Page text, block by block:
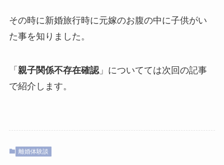
その時に新婚旅行時に元嫁のお腹の中に子供がい
た事を知りました。
「 親子関係不存在確認」についてては次回の記事
で紹介します。
離婚体験談